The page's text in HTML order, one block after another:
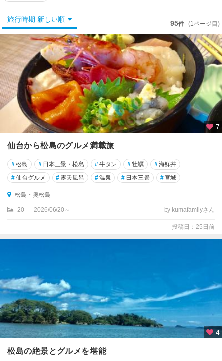
台
島
・
多
賀
城
奥
松
島
賀
城
釜
石
巻
・
気
仙
・
旅行時期 新しい順 95件 (1ページ目)
7
仙台から松島のグルメ満載旅
#松島 # 日本三景・松島 #牛タン #牡蠣 #海鮮丼
#仙台グルメ # 露天風呂 #温泉 # 日本三景 #宮城
松島・奥松島
20 2026/06/20～ by kumafamilyさん
投稿日：25日前
4
松島の絶景とグルメを堪能